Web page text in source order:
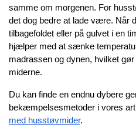
samme om morgenen. For
det dog bedre at lade være. Når
tilbagefoldet eller på gulvet i en
hjælper med at sænke
madrassen og dynen, hvilket
miderne.
Du kan finde en endnu dybere
bekæmpelsesmetoder i vores
med husstøvmider.